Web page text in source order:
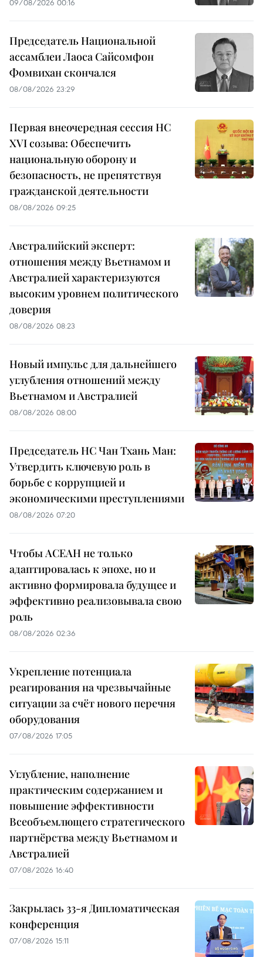
09/08/2026 00:16
Председатель Национальной
ассамблеи Лаоса Сайсомфон
Фомвихан скончался
08/08/2026 23:29
Первая внеочередная сессия НС
XVI созыва: Обеспечить
национальную оборону и
безопасность, не препятствуя
гражданской деятельности
08/08/2026 09:25
Австралийский эксперт:
отношения между Вьетнамом и
Австралией характеризуются
высоким уровнем политического
доверия
08/08/2026 08:23
Новый импульс для дальнейшего
углубления отношений между
Вьетнамом и Австралией
08/08/2026 08:00
Председатель НС Чан Тхань Ман:
Утвердить ключевую роль в
борьбе с коррупцией и
экономическими преступлениями
08/08/2026 07:20
Чтобы АСЕАН не только
адаптировалась к эпохе, но и
активно формировала будущее и
эффективно реализовывала свою
роль
08/08/2026 02:36
Укрепление потенциала
реагирования на чрезвычайные
ситуации за счёт нового перечня
оборудования
07/08/2026 17:05
Углубление, наполнение
практическим содержанием и
повышение эффективности
Всеобъемлющего стратегического
партнёрства между Вьетнамом и
Австралией
07/08/2026 16:40
Закрылась 33-я Дипломатическая
конференция
07/08/2026 15:11